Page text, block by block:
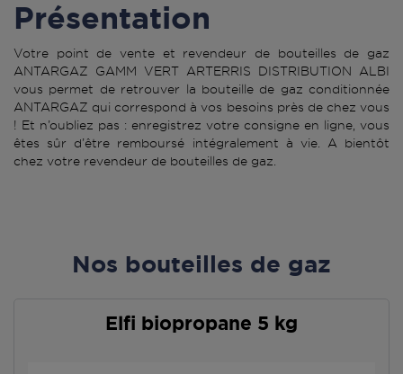
Présentation
Votre point de vente et revendeur de bouteilles de gaz
ANTARGAZ GAMM VERT ARTERRIS DISTRIBUTION ALBI
vous permet de retrouver la bouteille de gaz conditionnée
ANTARGAZ qui correspond à vos besoins près de chez vous
! Et n’oubliez pas : enregistrez votre consigne en ligne, vous
êtes sûr d’être remboursé intégralement à vie. A bientôt
chez votre revendeur de bouteilles de gaz.
Nos bouteilles de gaz
Elfi biopropane 5 kg